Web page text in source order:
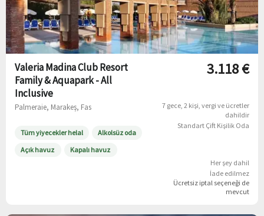
Valeria Madina Club Resort
Family & Aquapark - All
Inclusive
Palmeraie, Marakeş, Fas
Tüm yiyecekler helal
Alkolsüz oda
Açık havuz
Kapalı havuz
3.118 €
7 gece 2 kişi vergi ve ücretler
dahildir
Standart Çift Kişilik Oda
Her şey dahil
İade edilmez
Ücretsiz iptal seçeneği de
mevcut